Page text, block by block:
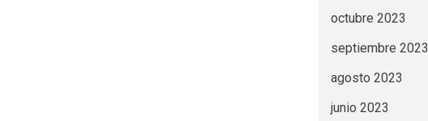
octubre 2023
septiembre 2023
agosto 2023
junio 2023